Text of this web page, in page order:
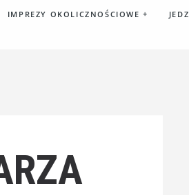
IMPREZY OKOLICZNOŚCIOWE +